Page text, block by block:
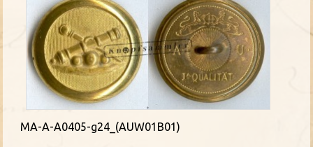
MA-A-A0405-g24_(AUW01B01)